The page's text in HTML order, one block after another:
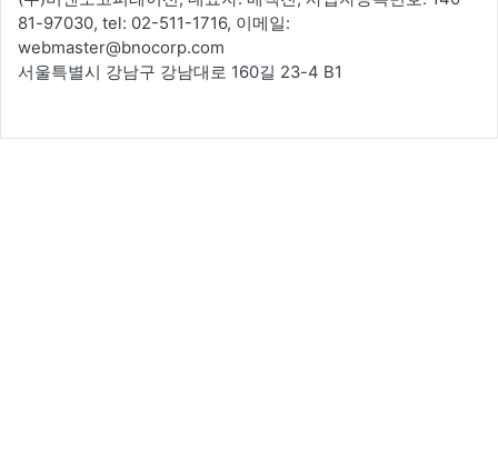
81-97030, tel: 02-511-1716, 이메일:
webmaster@bnocorp.com
서울특별시 강남구 강남대로 160길 23-4 B1